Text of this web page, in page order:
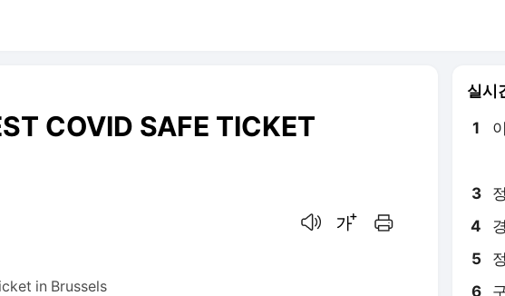
COVID SAFE TICKET
in Brussels
실시
1
3
4
5
6